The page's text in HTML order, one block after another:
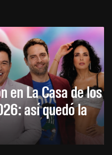
en La Casa de los
así quedó la